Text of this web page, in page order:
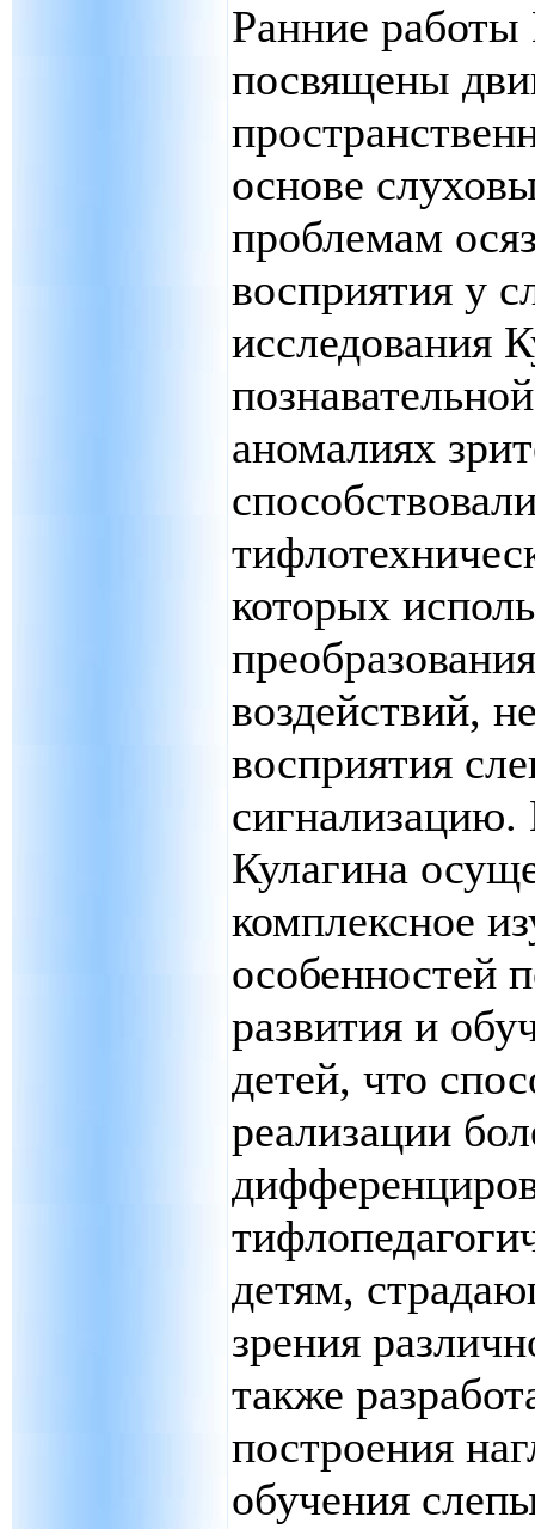
Ранние работы
посвящены
основе
проблемам
восприятия у
исследования
аномалиях
которых
воздействий,
восприятия
сигнализацию.
Кулагина
комплексное
особенностей
развития и
детей, что
реализации
детям,
зрения
также
построения
обучения